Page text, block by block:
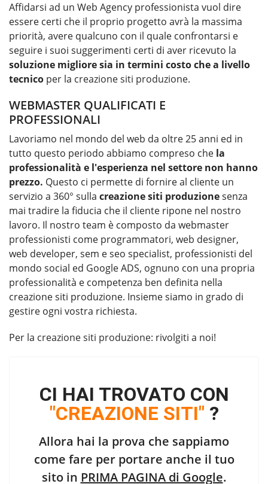
Affidarsi ad un Web Agency professionista vuol dire
essere certi che il proprio progetto avrà la massima
priorità, avere qualcuno con il quale confrontarsi e
seguire i suoi suggerimenti certi di aver ricevuto la
soluzione migliore sia in termini costo che a livello
tecnico per la creazione siti produzione.
WEBMASTER QUALIFICATI E
PROFESSIONALI
Lavoriamo nel mondo del web da oltre 25 anni ed in
tutto questo periodo abbiamo compreso che la
professionalità e l'esperienza nel settore non hanno
prezzo. Questo ci permette di fornire al cliente un
servizio a 360° sulla creazione siti produzionesenza
mai tradire la fiducia che il cliente ripone nel nostro
lavoro. Il nostro team è composto da webmaster
professionisti come programmatori, web designer,
web developer, sem e seo specialist, professionisti del
mondo social ed Google ADS, ognuno con una propria
professionalità e competenza ben definita nella
creazione siti produzione. Insieme siamo in grado di
gestire ogni vostra richiesta.
Per la creazione siti produzione: rivolgiti a noi!
CI HAI TROVATO CON
"CREAZIONE SITI" ?
Allora hai la prova che sappiamo
come fare per portare anche il tuo
sito in PRIMA PAGINA di Google.